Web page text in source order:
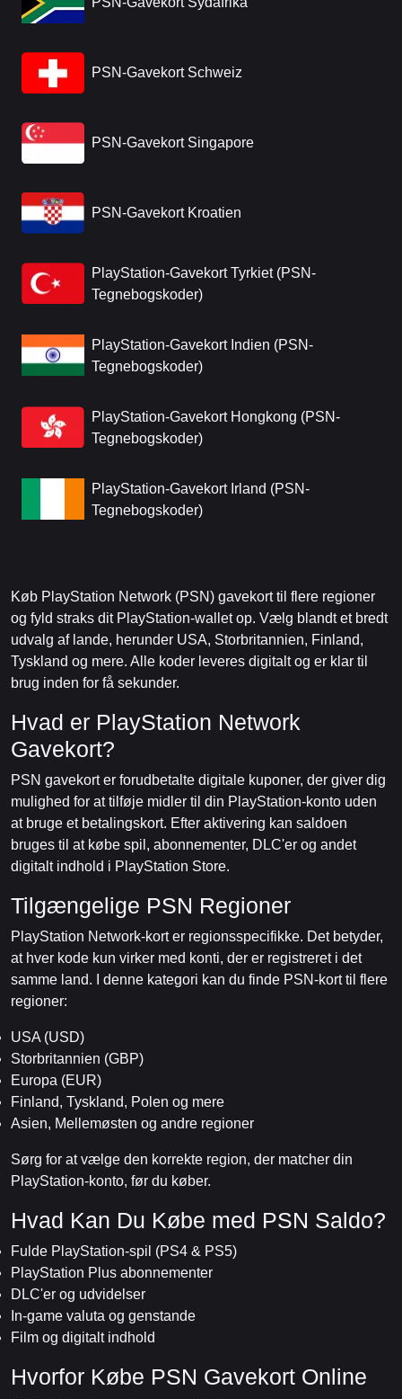
PSN-Gavekort Schweiz
PSN-Gavekort Singapore
PSN-Gavekort Kroatien
PlayStation-Gavekort Tyrkiet (PSN-
Tegnebogskoder)
PlayStation-Gavekort Indien (PSN-
Tegnebogskoder)
PlayStation-Gavekort Hongkong (PSN-
Tegnebogskoder)
PlayStation-Gavekort Irland (PSN-
Tegnebogskoder)
Køb PlayStation Network (PSN) gavekort til flere regioner
og fyld straks dit PlayStation-wallet op. Vælg blandt et bredt
udvalg af lande, herunder USA, Storbritannien, Finland,
Tyskland og mere. Alle koder leveres digitalt og er klar til
brug inden for få sekunder.
Hvad er PlayStation Network
Gavekort?
PSN gavekort er forudbetalte digitale kuponer, der giver dig
mulighed for at tilføje midler til din PlayStation-konto uden
at bruge et betalingskort. Efter aktivering kan saldoen
bruges til at købe spil, abonnementer, DLC'er og andet
digitalt indhold i PlayStation Store.
Tilgængelige PSN Regioner
PlayStation Network-kort er regionsspecifikke. Det betyder,
at hver kode kun virker med konti, der er registreret i det
samme land. I denne kategori kan du finde PSN-kort til flere
regioner:
USA (USD)
Storbritannien (GBP)
Europa (EUR)
Finland, Tyskland, Polen og mere
Asien, Mellemøsten og andre regioner
Sørg for at vælge den korrekte region, der matcher din
PlayStation-konto, før du køber.
Hvad Kan Du Købe med PSN Saldo?
Fulde PlayStation-spil (PS4 & PS5)
PlayStation Plus abonnementer
DLC'er og udvidelser
In-game valuta og genstande
Film og digitalt indhold
Hvorfor Købe PSN Gavekort Online